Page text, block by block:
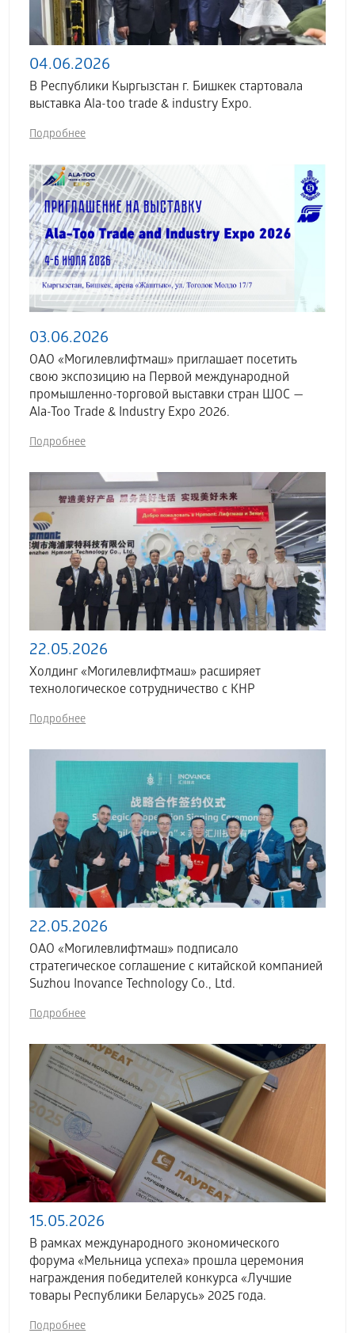
04.06.2026
В Республики Кыргызстан г. Бишкек стартовала
выставка Аla-too trade & industry Expo.
Подробнее
03.06.2026
ОАО «Могилевлифтмаш» приглашает посетить
свою экспозицию на Первой международной
промышленно-торговой выставки стран ШОС —
Ala-Too Trade & Industry Expo 2026.
Подробнее
22.05.2026
Холдинг «Могилевлифтмаш» расширяет
технологическое сотрудничество с КНР
Подробнее
22.05.2026
ОАО «Могилевлифтмаш» подписало
стратегическое соглашение с китайской компанией
Suzhou Inovance Technology Co., Ltd.
Подробнее
15.05.2026
В рамках международного экономического
форума «Мельница успеха» прошла церемония
награждения победителей конкурса «Лучшие
товары Республики Беларусь» 2025 года.
Подробнее